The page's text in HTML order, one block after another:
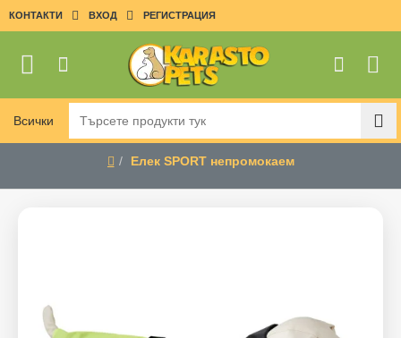
КОНТАКТИ ВХОД РЕГИСТРАЦИЯ
Всички
Търсете
продукти
Елек SPORT непромокаем